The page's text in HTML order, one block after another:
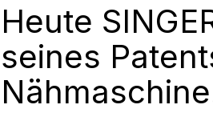
Heute
seines